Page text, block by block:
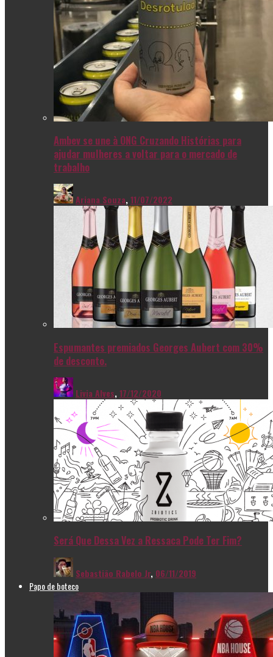
Ambev se une à ONG Cruzando Histórias para
ajudar mulheres a voltar para o mercado de
trabalho
Ariana Souza,11/07/2022
Espumantes premiados Georges Aubert com 30%
de desconto.
Livia Alves,17/12/2020
Será Que Dessa Vez a Ressaca Pode Ter Fim?
Sebastião Rabelo Jr, 06/11/2019
Papo de boteco